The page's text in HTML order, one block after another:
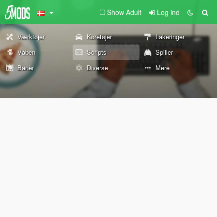
Show Adult Log ind
Værktøjer Køretøjer
Lakeringer
Våben
Scripts
Spiller
Baner
Diverse Mere